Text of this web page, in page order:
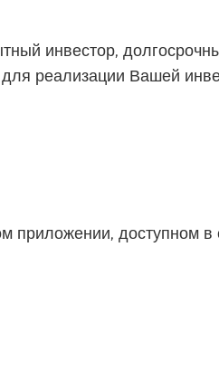
инвестор,
реализации Вашей
приложении, доступном